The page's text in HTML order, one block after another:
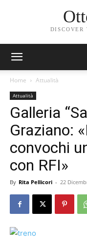
DISCOVER
Home Attualità
Attualità
Galleria
Graziano:
convochi
con RFI»
By Rita Pellicori - 22